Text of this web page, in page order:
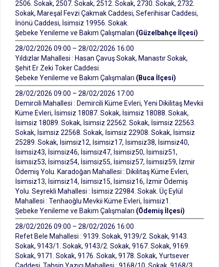
2506. Sokak, 2507. Sokak, 2512. Sokak, 2730. Sokak, 2732.
Sokak, Mareşal Fevzi Çakmak Caddesi, Seferihisar Caddesi,
İnönü Caddesi, İsimsiz 19956. Sokak.
Şebeke Yenileme ve Bakım Çalışmaları (Güzelbahçe İlçesi)
28/02/2026 09:00 – 28/02/2026 16:00
Yıldızlar Mahallesi : Hasan Çavuş Sokak, Manastır Sokak,
Şehit Er Zeki Toker Caddesi.
Şebeke Yenileme ve Bakım Çalışmaları (Buca İlçesi)
28/02/2026 09:00 – 28/02/2026 17:00
Demircili Mahallesi : Demircili Küme Evleri, Yeni Dikilitaş Mevkii
Küme Evleri, İsimsiz 18087. Sokak, İsimsiz 18088. Sokak,
İsimsiz 18089. Sokak, İsimsiz 22562. Sokak, İsimsiz 22563.
Sokak, İsimsiz 22568. Sokak, İsimsiz 22908. Sokak, İsimsiz
25289. Sokak, İsimsiz12, İsimsiz17, İsimsiz38, İsimsiz40,
İsimsiz43, İsimsiz46, İsimsiz47, İsimsiz50, İsimsiz51,
İsimsiz53, İsimsiz54, İsimsiz55, İsimsiz57, İsimsiz59, İzmir
Ödemiş Yolu. Karadoğan Mahallesi : Dikilitaş Küme Evleri,
İsimsiz13, İsimsiz14, İsimsiz15, İsimsiz16, İzmir Ödemiş
Yolu. Seyrekli Mahallesi : İsimsiz 22984. Sokak. Üç Eylül
Mahallesi : Tenhaoğlu Mevkii Küme Evleri, İsimsiz1.
Şebeke Yenileme ve Bakım Çalışmaları (Ödemiş İlçesi)
28/02/2026 09:00 – 28/02/2026 16:00
Refet Bele Mahallesi : 9139. Sokak, 9139/2. Sokak, 9143.
Sokak, 9143/1. Sokak, 9143/2. Sokak, 9167. Sokak, 9169.
Sokak, 9171. Sokak, 9176. Sokak, 9178. Sokak, Yurtsever